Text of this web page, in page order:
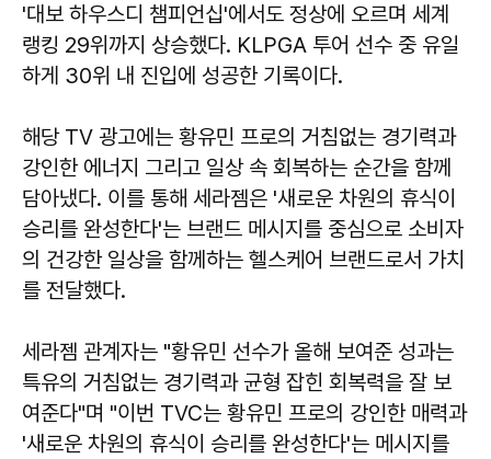
'대보 하우스디 챔피언십'에서도 정상에 오르며 세계
랭킹 29위까지 상승했다. KLPGA 투어 선수 중 유일
하게 30위 내 진입에 성공한 기록이다.
해당 TV 광고에는 황유민 프로의 거침없는 경기력과
강인한 에너지 그리고 일상 속 회복하는 순간을 함께
담아냈다. 이를 통해 세라젬은 '새로운 차원의 휴식이
승리를 완성한다'는 브랜드 메시지를 중심으로 소비자
의 건강한 일상을 함께하는 헬스케어 브랜드로서 가치
를 전달했다.
세라젬 관계자는 "황유민 선수가 올해 보여준 성과는
특유의 거침없는 경기력과 균형 잡힌 회복력을 잘 보
여준다"며 "이번 TVC는 황유민 프로의 강인한 매력과
'새로운 차원의 휴식이 승리를 완성한다'는 메시지를